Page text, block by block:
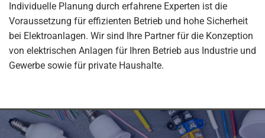
Individuelle Planung durch erfahrene Experten ist die
Voraussetzung für effizienten Betrieb und hohe Sicherheit
bei Elektroanlagen. Wir sind Ihre Partner für die Konzeption
von elektrischen Anlagen für Ihren Betrieb aus Industrie und
Gewerbe sowie für private Haushalte.